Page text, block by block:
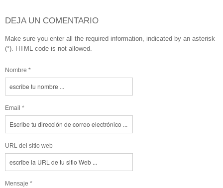
DEJA UN COMENTARIO
Make sure you enter all the required information, indicated by an asterisk
(*). HTML code is not allowed.
Nombre *
Email *
URL del sitio web
Mensaje *